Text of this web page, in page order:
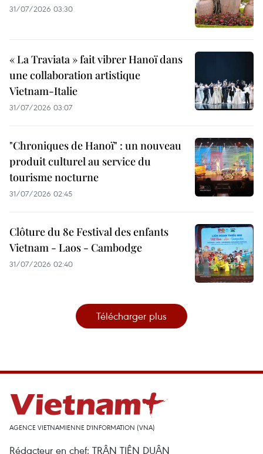
31/07/2026 03:30
« La Traviata » fait vibrer Hanoï dans
une collaboration artistique
Vietnam-Italie
31/07/2026 03:07
"Chroniques de Hanoï" : un nouveau
produit culturel au service du
tourisme nocturne
31/07/2026 02:45
Clôture du 8e Festival des enfants
Vietnam - Laos - Cambodge
31/07/2026 02:40
Télécharger plus
AGENCE VIETNAMIENNE D'INFORMATION (VNA)
Rédacteur en chef: TRÂN TIÊN DUÂN